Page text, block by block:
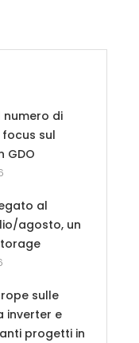
numero di
sul
GDO
al
agosto, un
sulle
inverter e
progetti in